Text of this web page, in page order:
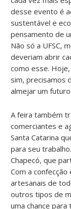
desse evento é
sustentável e
pensamento de
Não só a UFSC,
deveriam abrir
como esse.
sim, precisamos
almejar um
A feira também
comerciantes e
Santa Catarina
para seu
Chapecó, que
Com a
artesanais de
outros tipos de
uma chance